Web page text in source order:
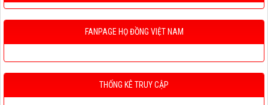
FANPAGE HỌ ĐỒNG VIỆT NAM
THỐNG KÊ TRUY CẬP